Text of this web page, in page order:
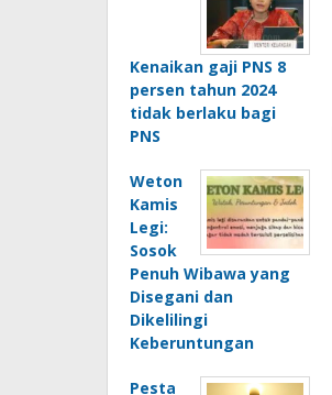
Kenaikan gaji PNS 8
persen tahun 2024
tidak berlaku bagi
PNS
Weton
Kamis
Legi:
Sosok
Penuh Wibawa yang
Disegani dan
Dikelilingi
Keberuntungan
Pesta